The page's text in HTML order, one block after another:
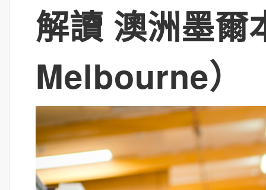
解讀 澳洲墨
Melbourne）